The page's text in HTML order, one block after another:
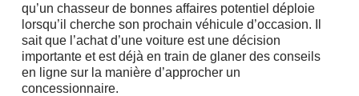
qu’un chasseur de bonnes affaires potentiel déploie
lorsqu’il cherche son prochain véhicule d’occasion. Il
sait que l’achat d’une voiture est une décision
importante et est déjà en train de glaner des conseils
en ligne sur la manière d’approcher un
concessionnaire.